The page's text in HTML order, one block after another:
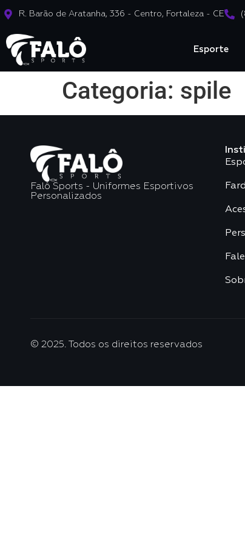
R. Barão de Aratanha, 336 - Centro, Fortaleza - CE
Esporte
Categoria: spile
Falô Sports - Uniformes Esportivos
Personalizados
© 2025. Todos os direitos reservados